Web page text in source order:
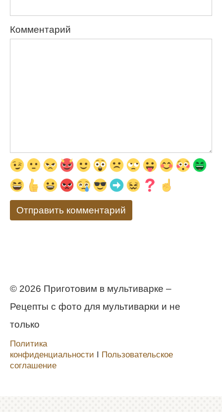
Комментарий
© 2026 Приготовим в мультиварке –
Рецепты с фото для мультиварки и не
только
Политика
конфиденциальности
Пользовательское
соглашение